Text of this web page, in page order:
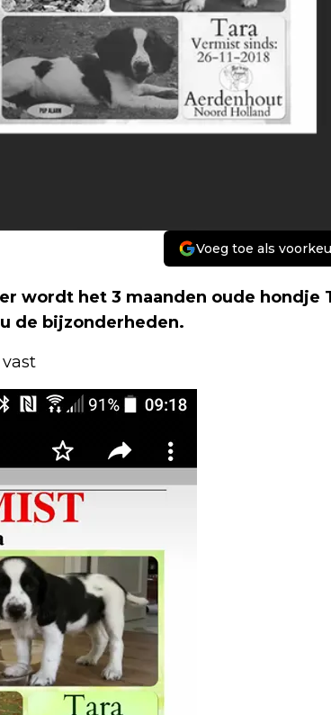
Voeg toe als
wordt het 3 maanden oude hondje
de bijzonderheden.